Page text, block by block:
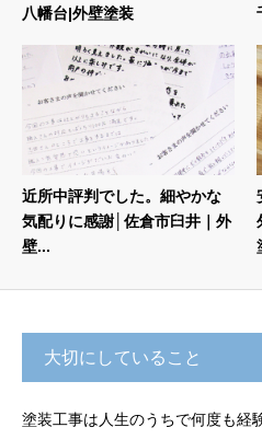
八幡台|外壁塗装
近所中評判でした。細やかな
気配りに感謝│佐倉市臼井｜外
壁...
大切にしていること
塗装工事は人生のうちで何度も経